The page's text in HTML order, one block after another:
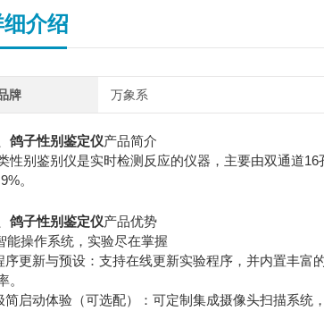
介绍
牌 万象系
鸽子性别鉴定仪产品简介
性别鉴别仪是实时检测反应的仪器，主要由双通道
。
鸽子性别鉴定仪产品优势
能操作系统，实验尽在掌握
序更新与预设：支持在线更新实验程序，并内置丰富
。
简启动体验（可选配）：可定制集成摄像头扫描系统